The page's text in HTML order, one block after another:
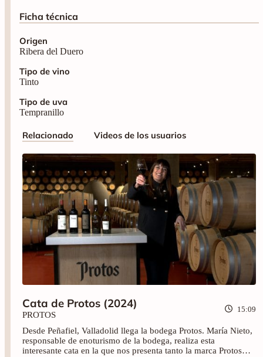
Ficha técnica
Origen
Ribera del Duero
Tipo de vino
Tinto
Tipo de uva
Tempranillo
Relacionado Videos de los usuarios
Cata de Protos (2024)
PROTOS
15:09
Desde Peñafiel, Valladolid llega la bodega Protos. María Nieto,
responsable de enoturismo de la bodega, realiza esta
interesante cata en la que nos presenta tanto la marca Protos